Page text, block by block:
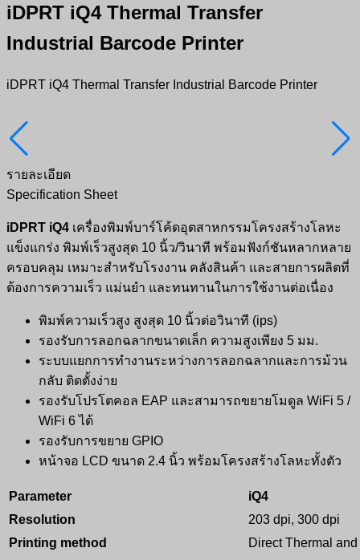
iDPRT iQ4 Thermal Transfer
Industrial Barcode Printer
iDPRT iQ4 Thermal Transfer Industrial Barcode Printer
รายละเอียด
Specification Sheet
iDPRT iQ4 เครื่องพิมพ์บาร์โค้ดอุตสาหกรรมโครงสร้างโลหะ
แข็งแกร่ง พิมพ์เร็วสูงสุด 10 นิ้ว/วินาที พร้อมฟังก์ชันหลากหลาย
ครอบคลุม เหมาะสำหรับโรงงาน คลังสินค้า และสายการผลิตที่
ต้องการความเร็ว แม่นยำ และทนทานในการใช้งานต่อเนื่อง
พิมพ์ความเร็วสูง สูงสุด 10 นิ้วต่อวินาที (ips)
รองรับการลอกฉลากขนาดเล็ก ความสูงเพียง 5 มม.
ระบบแยกการทำงานระหว่างการลอกฉลากและการม้วน
กลับ ติดตั้งง่าย
รองรับโปรโตคอล EAP และสามารถขยายโมดูล WiFi 5 /
WiFi 6 ได้
รองรับการขยาย GPIO
หน้าจอ LCD ขนาด 2.4 นิ้ว พร้อมโครงสร้างโลหะทั้งตัว
Parameter
iQ4
Resolution
203 dpi, 300 dpi
Printing method
Direct Thermal